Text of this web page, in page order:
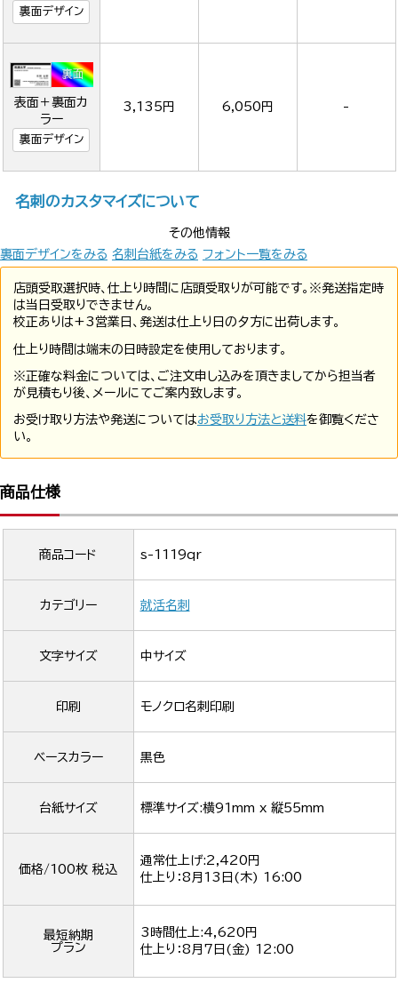
裏面デザイン
表面＋裏面カ
ラー
裏面デザイン
3,135円 6,050円 -
名刺のカスタマイズについて
その他情報
裏面デザインをみる 名刺台紙をみる フォント一覧をみる
店頭受取選択時、仕上り時間に店頭受取りが可能です。※発送指定時
は当日受取りできません。
校正ありは+3営業日、発送は仕上り日の夕方に出荷します。
仕上り時間は端末の日時設定を使用しております。
※正確な料金については、ご注文申し込みを頂きましてから担当者
が見積もり後、メールにてご案内致します。
お受け取り方法や発送についてはお受取り方法と送料を御覧くださ
い。
商品仕様
商品コード s-1119qr
カテゴリー 就活名刺
文字サイズ 中サイズ
印刷 モノクロ名刺印刷
ベースカラー 黒色
台紙サイズ 標準サイズ:横91mm x 縦55mm
価格/100枚 税込
通常仕上げ:2,420円
仕上り：8月13日(木) 16:00
最短納期
プラン
3時間仕上:4,620円
仕上り：8月7日(金) 12:00